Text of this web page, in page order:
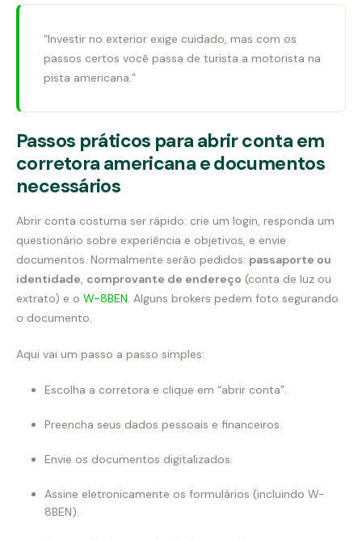
“Investir no exterior exige cuidado, mas com os
passos certos você passa de turista a motorista na
pista americana.”
Passos práticos para abrir conta em
corretora americana e documentos
necessários
Abrir conta costuma ser rápido: crie um login, responda um
questionário sobre experiência e objetivos, e envie
documentos. Normalmente serão pedidos: passaporte ou
identidade, comprovante de endereço (conta de luz ou
extrato) e o W-8BEN. Alguns brokers pedem foto segurando
o documento.
Aqui vai um passo a passo simples:
Escolha a corretora e clique em “abrir conta”.
Preencha seus dados pessoais e financeiros.
Envie os documentos digitalizados.
Assine eletronicamente os formulários (incluindo W-
8BEN).